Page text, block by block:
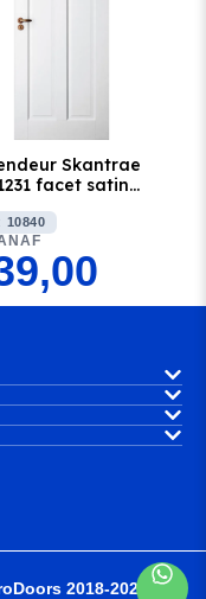
Skantrae
facet satinato
10840
2018-2025